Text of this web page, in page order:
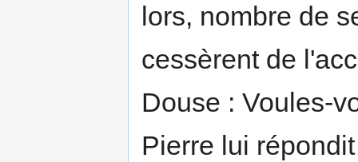
lors, nombre de
cessèrent de
Douse : Voules-
Pierre lui